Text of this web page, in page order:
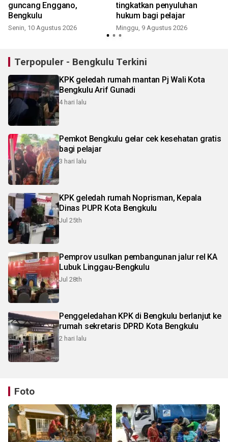
guncang Enggano,
Bengkulu
Senin, 10 Agustus 2026
tingkatkan penyuluhan
hukum bagi pelajar
Minggu, 9 Agustus 2026
Terpopuler - Bengkulu Terkini
KPK geledah rumah mantan Pj Wali Kota
Bengkulu Arif Gunadi
4 hari lalu
Pemkot Bengkulu gelar cek kesehatan gratis
bagi pelajar
3 hari lalu
KPK geledah rumah Noprisman, Kepala
Dinas PUPR Kota Bengkulu
Jul 25th
Pemprov usulkan pembangunan jalur rel KA
Lubuk Linggau-Bengkulu
Jul 28th
Penggeledahan KPK di Bengkulu berlanjut ke
rumah sekretaris DPRD Kota Bengkulu
2 hari lalu
Foto